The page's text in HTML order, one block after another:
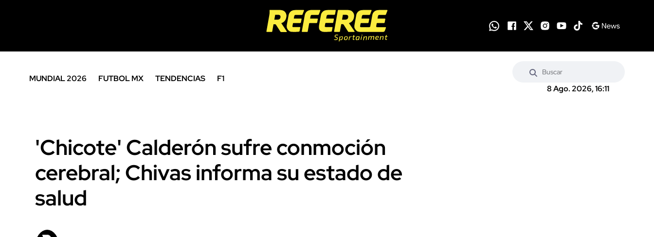
MUNDIAL 2026 FUTBOL MX TENDENCIAS
F1
8 Ago. 2026, 16:11
'Chicote' Calderón sufre conmoción
cerebral; Chivas informa su estado de
salud